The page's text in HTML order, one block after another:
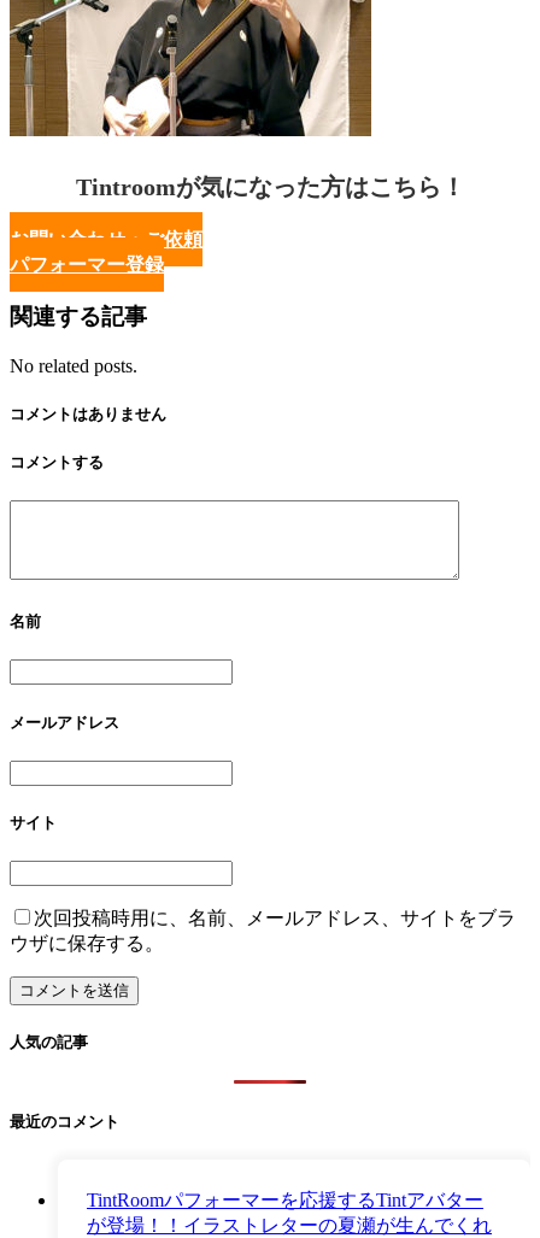
Tintroomが気になった方はこちら！
お問い合わせ・ご依頼
パフォーマー登録
関連する記事
No related posts.
コメントはありません
コメントする
名前
メールアドレス
サイト
次回投稿時用に、名前、メールアドレス、サイトをブラ
ウザに保存する。
人気の記事
最近のコメント
TintRoomパフォーマーを応援するTintアバター
が登場！！イラストレターの夏瀬が生んでくれ